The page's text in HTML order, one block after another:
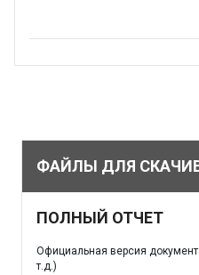
ФАЙЛЫ ДЛЯ
ПОЛНЫЙ ОТЧЕТ
Официальная версия
т.д.)